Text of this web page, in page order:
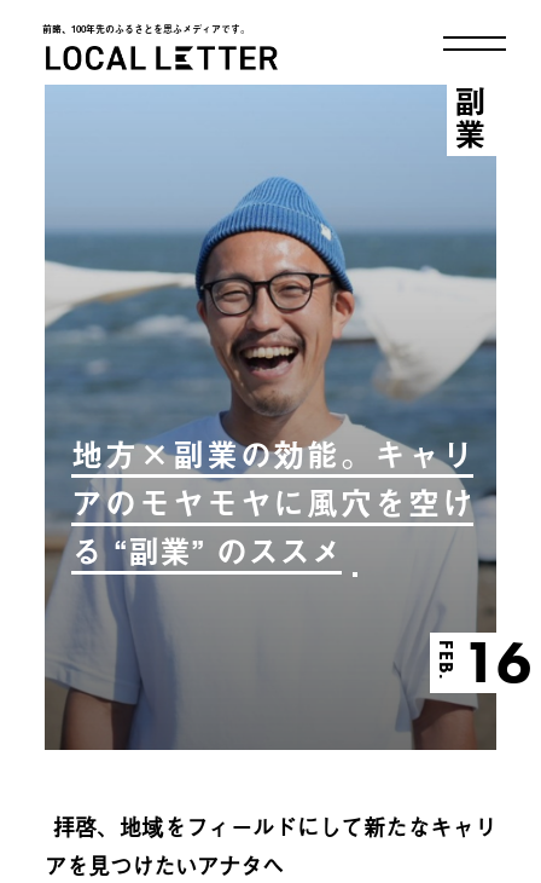
前略、100年先のふるさとを思ふメディアです。
LOCAL LETTER
地方×副業の効能。キャリ
アのモヤモヤに風穴を空け
る “副業” のススメ
FEB. 16
副業
拝啓、地域をフィールドにして新たなキャリ
アを見つけたいアナタへ